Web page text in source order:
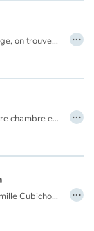
Au bazar Trouvetout, près de la plage, on trouve vraiment tout. Même des jouets de Noël. Mais cette année, le patron a mis en vitrine un Ouistiti en peluche qui ne plaît pas à la patronne. Coincé sur son étagère, Ouistiti voudrait tant qu’un enfant le choisisse... …
Prenez un Dino, cachez-le dans votre chambre et tout devient géant... Surtout les bêtises !
…
L'arrivée d'un ordinateur dans la famille Cubichou est une révolution ! Julien ne peut plus se passer d'internet, des réseaux sociaux, des blogs et de ses nouveaux "amis". Encore faut-il savoir qui se cache derrière l'écran... …